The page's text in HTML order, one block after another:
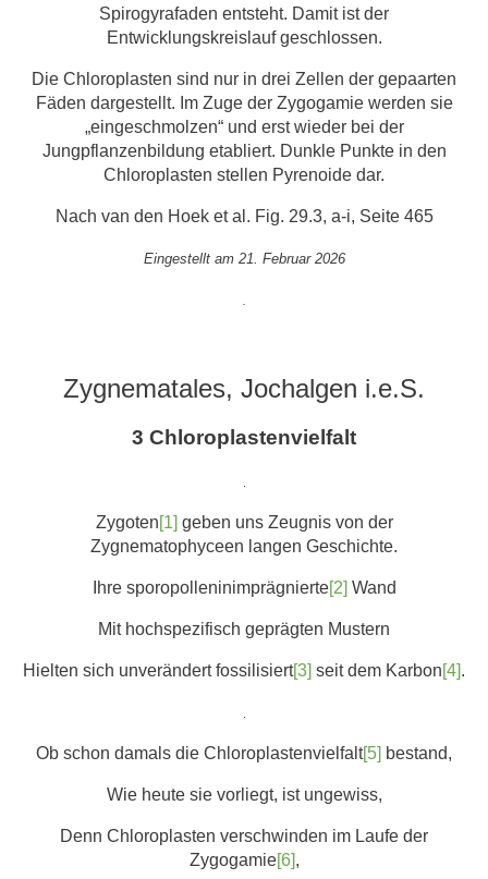
Spirogyrafaden entsteht. Damit ist der
Entwicklungskreislauf geschlossen.
Die Chloroplasten sind nur in drei Zellen der gepaarten
Fäden dargestellt. Im Zuge der Zygogamie werden sie
„eingeschmolzen“ und erst wieder bei der
Jungpflanzenbildung etabliert. Dunkle Punkte in den
Chloroplasten stellen Pyrenoide dar.
Nach van den Hoek et al. Fig. 29.3, a-i, Seite 465
Eingestellt am 21. Februar 2026
Zygnematales, Jochalgen i.e.S.
3 Chloroplastenvielfalt
Zygoten[1] geben uns Zeugnis von der
Zygnematophyceen langen Geschichte.
Ihre sporopolleninimprägnierte[2] Wand
Mit hochspezifisch geprägten Mustern
Hielten sich unverändert fossilisiert[3] seit dem Karbon[4].
Ob schon damals die Chloroplastenvielfalt[5] bestand,
Wie heute sie vorliegt, ist ungewiss,
Denn Chloroplasten verschwinden im Laufe der
Zygogamie[6],